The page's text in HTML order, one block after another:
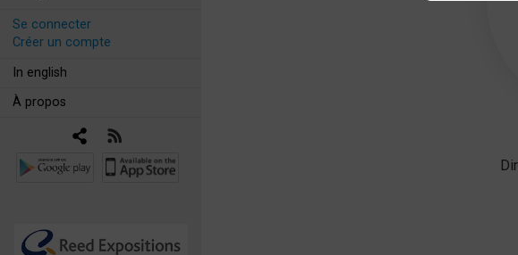
Se connecter
Créer un compte
In english
À propos